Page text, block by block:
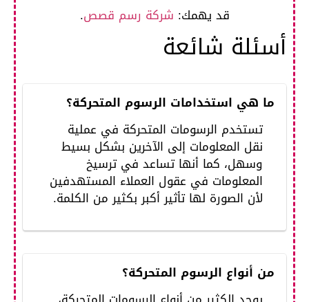
قد يهمك:شركة رسم قصص.
أسئلة شائعة
ما هي استخدامات الرسوم المتحركة؟
تستخدم الرسومات المتحركة في عملية
نقل المعلومات إلى الآخرين بشكل بسيط
وسهل، كما أنها تساعد في ترسيخ
المعلومات في عقول العملاء المستهدفين
لأن الصورة لها تأثير أكبر بكثير من الكلمة.
من أنواع الرسوم المتحركة؟